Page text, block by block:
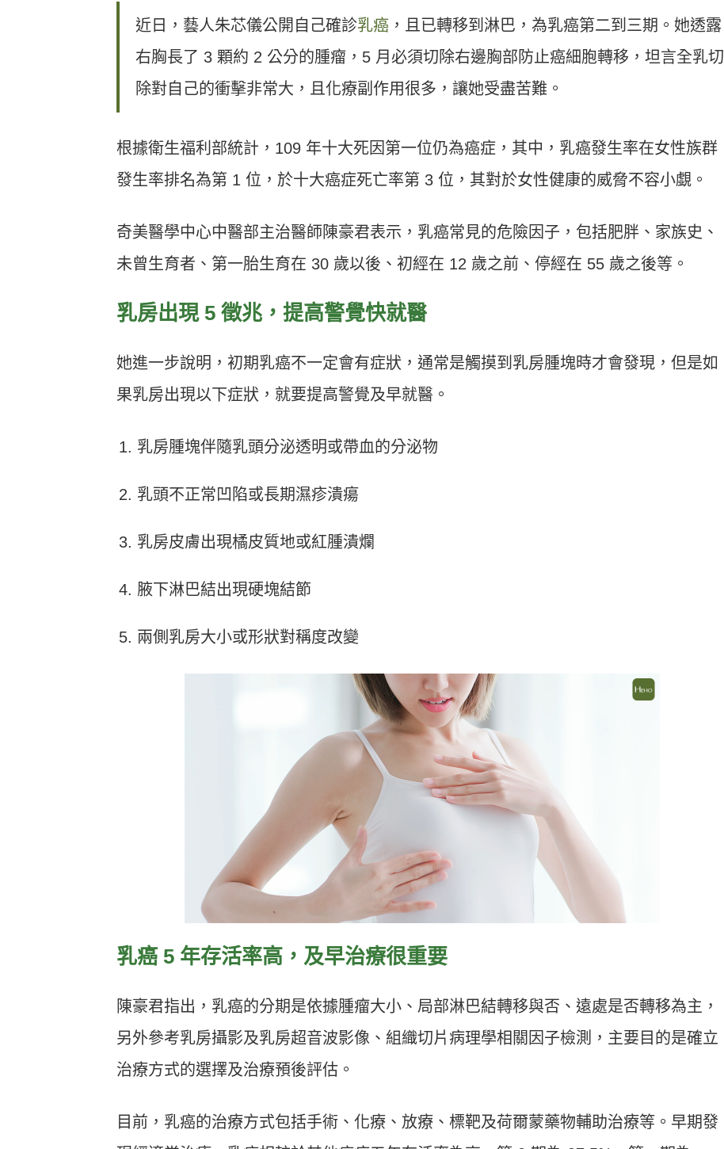
近日，藝人朱芯儀公開自己確診乳癌 ，且已轉移到淋巴，為乳癌第二到三期。她透露
右胸長了 3 顆約 2 公分的腫瘤，5 月必須切除右邊胸部防止癌細胞轉移，坦言全乳切
除對自己的衝擊非常大，且化療副作用很多，讓她受盡苦難。
根據衛生福利部統計，109 年十大死因第一位仍為癌症，其中，乳癌發生率在女性族群
發生率排名為第 1 位，於十大癌症死亡率第 3 位，其對於女性健康的威脅不容小覷。
奇美醫學中心中醫部主治醫師陳豪君表示，乳癌常見的危險因子，包括肥胖、家族史、
未曾生育者、第一胎生育在 30 歲以後、初經在 12 歲之前、停經在 55 歲之後等。
乳房出現 5 徵兆，提高警覺快就醫
她進一步說明，初期乳癌不一定會有症狀，通常是觸摸到乳房腫塊時才會發現，但是如
果乳房出現以下症狀，就要提高警覺及早就醫。
乳房腫塊伴隨乳頭分泌透明或帶血的分泌物
乳頭不正常凹陷或長期濕疹潰瘍
乳房皮膚出現橘皮質地或紅腫潰爛
腋下淋巴結出現硬塊結節
兩側乳房大小或形狀對稱度改變
乳癌 5 年存活率高，及早治療很重要
陳豪君指出，乳癌的分期是依據腫瘤大小、局部淋巴結轉移與否、遠處是否轉移為主，
另外參考乳房攝影及乳房超音波影像、組織切片病理學相關因子檢測，主要目的是確立
治療方式的選擇及治療預後評估。
目前，乳癌的治療方式包括手術、化療、放療、標靶及荷爾蒙藥物輔助治療等。早期發